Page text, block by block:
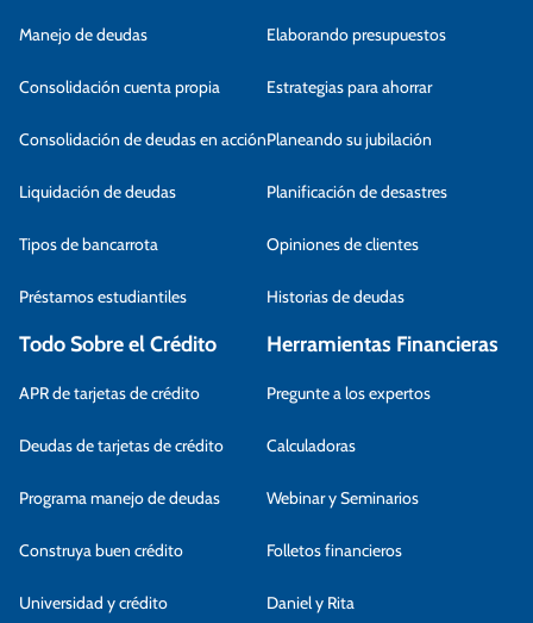
Manejo de deudas
Consolidación cuenta propia
Consolidación de deudas en acción
Liquidación de deudas
Tipos de bancarrota
Préstamos estudiantiles
Elaborando presupuestos
Estrategias para ahorrar
Planeando su jubilación
Planificación de desastres
Opiniones de clientes
Historias de deudas
Todo Sobre el Crédito
APR de tarjetas de crédito
Deudas de tarjetas de crédito
Programa manejo de deudas
Construya buen crédito
Universidad y crédito
Herramientas Financieras
Pregunte a los expertos
Calculadoras
Webinar y Seminarios
Folletos financieros
Daniel y Rita